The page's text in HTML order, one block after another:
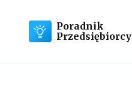
Poradnik
Przedsiębiorcy